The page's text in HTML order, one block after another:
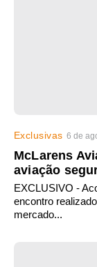
Exclusivas 6 de
McLarens
aviação
EXCLUSIVO -
encontro
mercado...